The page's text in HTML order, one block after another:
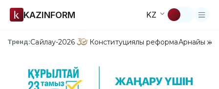
KAZINFORM KZ
Тренд:Сайлау-2026 Конституциялық реформаАрнайы